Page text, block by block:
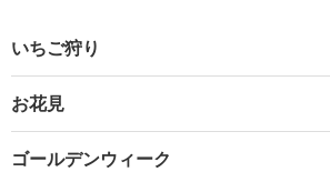
いちご狩り
お花見
ゴールデンウィーク